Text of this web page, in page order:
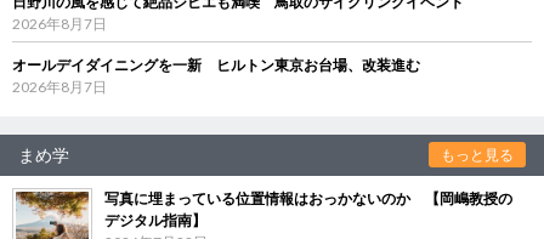
2026年8月7日
オールデイダイニングを一新 ヒルトン東京お台場、改装進む
2026年8月7日
まめ学 もっと見る
写真に埋まっている位置情報はおっかないのか 【岡嶋教授の
デジタル指南】